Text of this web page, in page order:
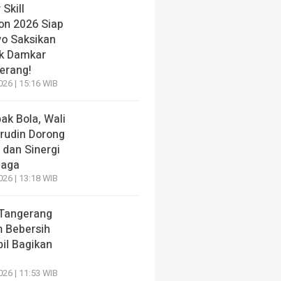
2026 Siap
Saksikan
Damkar
| 15:16 WIB
Bola, Wali
Dorong
Sinergi
| 13:18 WIB
Bebersih
Bagikan
| 11:53 WIB